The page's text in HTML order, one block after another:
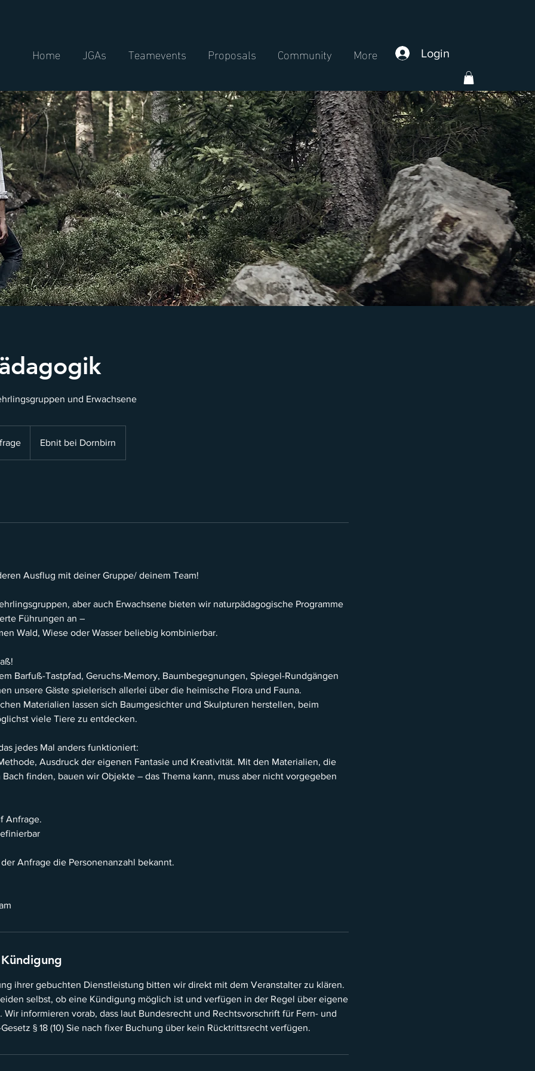
Home JGAs Teamevents Proposals Community More Login
und Erwachsene
Ebnit bei Dornbirn
Ausflug mit deiner Gruppe/ deinem Team!
aber auch Erwachsene bieten wir naturpädagogische Programme
Führungen an –
Wald, Wiese oder Wasser beliebig kombinierbar.
Barfuß-Tastpfad, Geruchs-Memory, Baumbegegnungen, Spiegel-Rundgängen
unsere Gäste spielerisch allerlei über die heimische Flora und Fauna.
Materialien lassen sich Baumgesichter und Skulpturen herstellen, beim
viele Tiere zu entdecken.
jedes Mal anders funktioniert:
Ausdruck der eigenen Fantasie und Kreativität. Mit den Materialien, die
finden, bauen wir Objekte – das Thema kann, muss aber nicht vorgegeben
Anfrage.
Anfrage die Personenanzahl bekannt.
ihrer gebuchten Dienstleistung bitten wir direkt mit dem Veranstalter zu klären.
selbst, ob eine Kündigung möglich ist und verfügen in der Regel über eigene
informieren vorab, dass laut Bundesrecht und Rechtsvorschrift für Fern- und
§ 18 (10) Sie nach fixer Buchung über kein Rücktrittsrecht verfügen.